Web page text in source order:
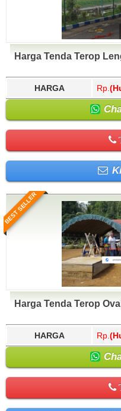
Harga Tenda Terop
HARGA Rp.
BEST SELLER
Harga Tenda Terop
HARGA Rp.